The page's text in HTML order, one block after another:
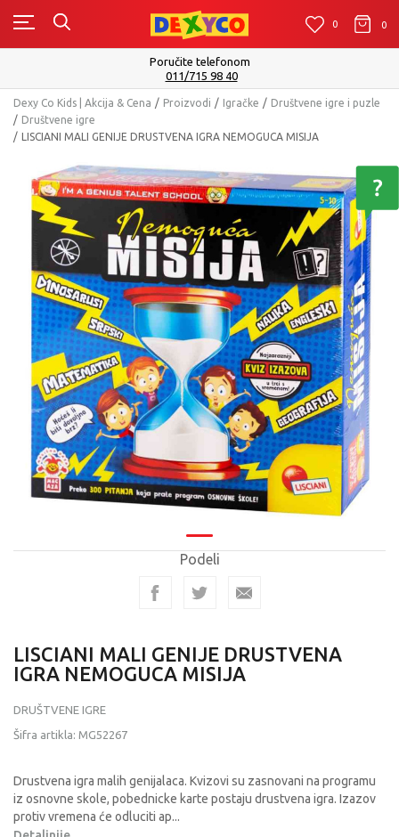
0 0 0
Poručite telefonom
011/715 98 40
Dexy Co Kids | Akcija & Cena Proizvodi Igračke
Društvene igre i puzle
Društvene igre
LISCIANI MALI GENIJE DRUSTVENA IGRA NEMOGUCA MISIJA
Podeli
LISCIANI MALI GENIJE DRUSTVENA
IGRA NEMOGUCA MISIJA
DRUŠTVENE IGRE
Šifra artikla: MG52267
Drustvena igra malih genijalaca. Kvizovi su zasnovani na programu
iz osnovne skole, pobednicke karte postaju drustvena igra. Izazov
protiv vremena će odluciti ap...